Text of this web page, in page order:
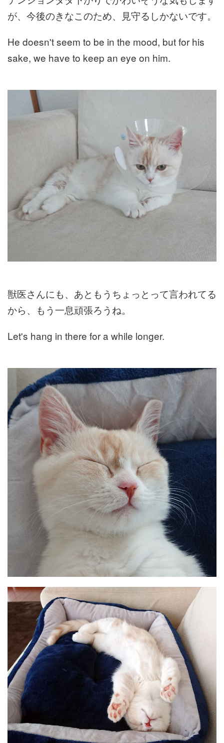
が、今後のきなこのため、見守るしかないです。
He doesn't seem to be in the mood, but for his
sake, we have to keep an eye on him.
獣医さんにも、あともうちょっとって言われてる
から、もう一息頑張ろうね。
Let's hang in there for a while longer.